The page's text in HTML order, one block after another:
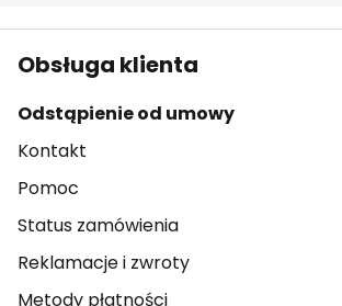
Obsługa klienta
Odstąpienie od umowy
Kontakt
Pomoc
Status zamówienia
Reklamacje i zwroty
Metody płatności